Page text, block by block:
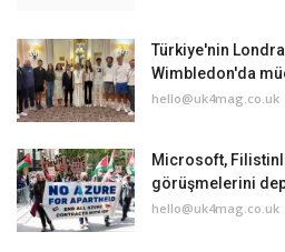
Türkiye'nin
Wimbledon'da
hello@uk4mag.co.uk
Microsoft,
görüşmelerini
hello@uk4mag.co.uk